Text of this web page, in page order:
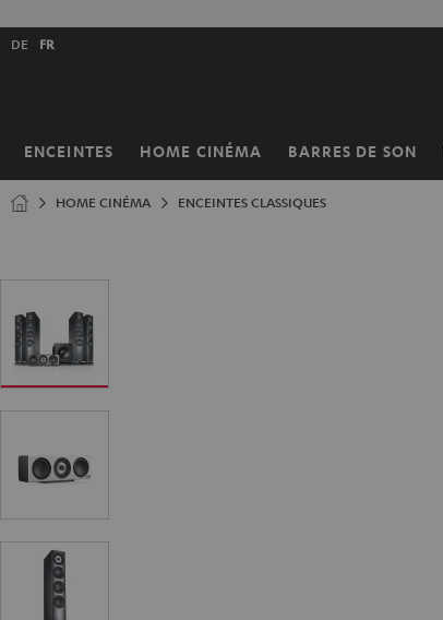
ENCEINTES HOME CINÉMA BARRES DE SON
Choisissez
DE FR
Page
HOME CINÉMA ENCEINTES CLASSIQUES